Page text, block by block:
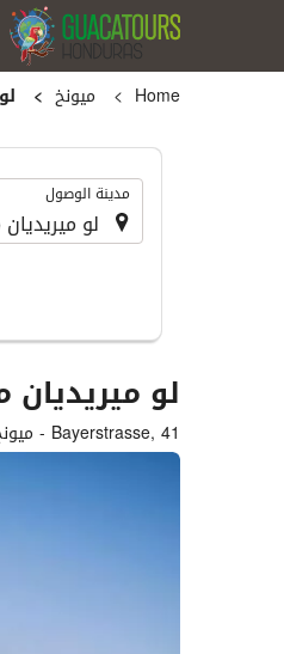
Home
ميونخ
. مدينة الوصول
لو ميريديان
Bayerstrasse, 41 - ميونخ